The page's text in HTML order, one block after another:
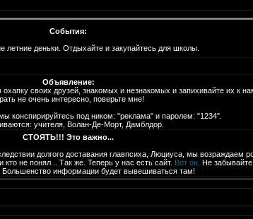
События:
летние деньки. Отдыхайте и закупайтесь для школы.
Объявление:
своих друзей, знакомых и незнакомых и запихивайте их к
не очень интересно, поверьте мне!
конспирируйтесь под ником: "реклама" и паролем: "1234".
учителя, Волан-Де-Морт, Дамблдор.
СТОЯТЬ!!! Это важно...
долгого доставания главпсиха, Люциуса, мы возраждаем
не понял... Так же. Теперь у нас есть сайт. Вот он. Не забывайте
Большенство информации будет вывешиваться там!